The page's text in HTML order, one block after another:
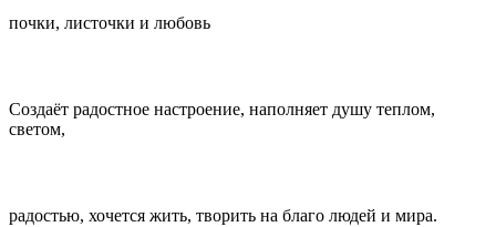
почки, листочки и любовь
Создаёт радостное настроение, наполняет душу теплом,
светом,
радостью, хочется жить, творить на благо людей и мира.